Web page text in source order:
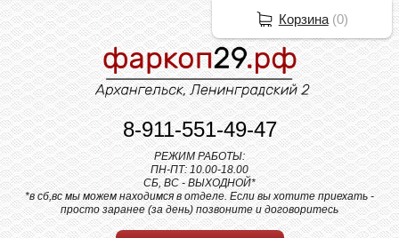
8-911-551-49-47
РЕЖИМ РАБОТЫ:
ПН-ПТ: 10.00-18.00
СБ, ВС - ВЫХОДНОЙ*
*в сб,вс мы можем находимся в отделе. Если вы хотите приехать -
просто заранее (за день) позвоните и договоритесь
Корзина(0)